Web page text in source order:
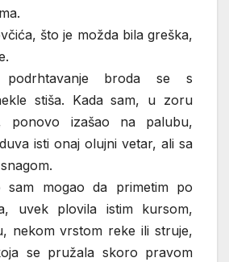
što je možda bila greška,
broda se s
stiša. Kada sam, u zoru
ponovo izašao na palubu,
isti onaj olujni vetar, ali sa
sam mogao da primetim po
uvek plovila istim kursom,
nekom vrstom reke ili struje,
se pružala skoro pravom